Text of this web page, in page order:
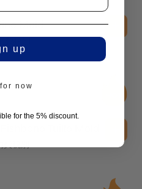
Mold
up
now
for the 5% discount.